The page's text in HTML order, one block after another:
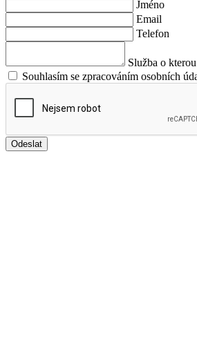
Jméno
Email
Telefon
Služba o
Souhlasím se zpracováním osobních
Odeslat